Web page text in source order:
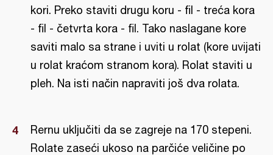
kori. Preko staviti drugu koru - fil - treća kora
- fil - četvrta kora - fil. Tako naslagane kore
saviti malo sa strane i uviti u rolat (kore uvijati
u rolat kraćom stranom kora). Rolat staviti u
pleh. Na isti način napraviti još dva rolata.
Rernu uključiti da se zagreje na 170 stepeni.
Rolate zaseći ukoso na parčiće veličine po